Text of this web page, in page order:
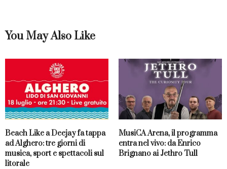
You May Also Like
Beach Like a Deejay fa tappa
ad Alghero: tre giorni di
musica, sport e spettacoli sul
litorale
MusiCA Arena, il programma
entra nel vivo: da Enrico
Brignano ai Jethro Tull